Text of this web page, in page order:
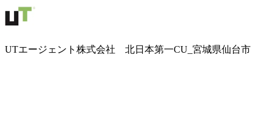
UTエージェント株式会社 北日本第一CU_宮城県仙台市